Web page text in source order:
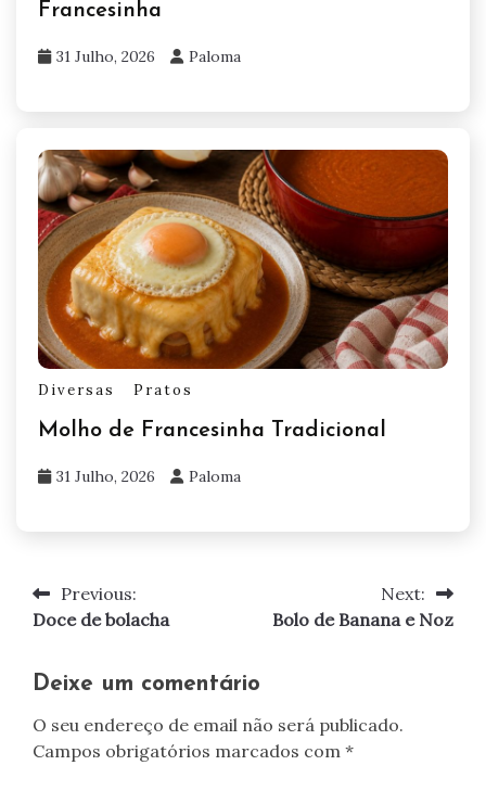
Francesinha
31 Julho, 2026 Paloma
Diversas Pratos
Molho de Francesinha Tradicional
31 Julho, 2026 Paloma
Navegação
artigos
Previous:
Doce de bolacha
Next:
Bolo de Banana e Noz
Deixe um comentário
O seu endereço de email não será publicado.
Campos obrigatórios marcados com *